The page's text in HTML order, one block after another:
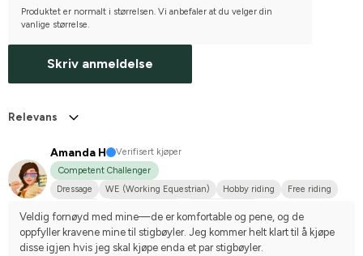
Produktet er normalt i størrelsen. Vi anbefaler at du velger din
vanlige størrelse.
Skriv anmeldelse
Relevans
Amanda H
Verifisert kjøper
Competent Challenger
Dressage
WE (Working Equestrian) Hobby riding
Free riding
Compete on hobby-level
Veldig fornøyd med mine—de er komfortable og pene, og de
oppfyller kravene mine til stigbøyler. Jeg kommer helt klart til å kjøpe
disse igjen hvis jeg skal kjøpe enda et par stigbøyler.